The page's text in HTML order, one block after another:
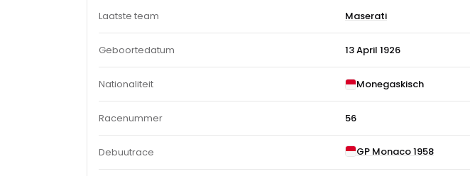
Laatste team Maserati
Geboortedatum 13 April 1926
Nationaliteit Monegaskisch
Racenummer 56
Debuutrace GP Monaco 1958